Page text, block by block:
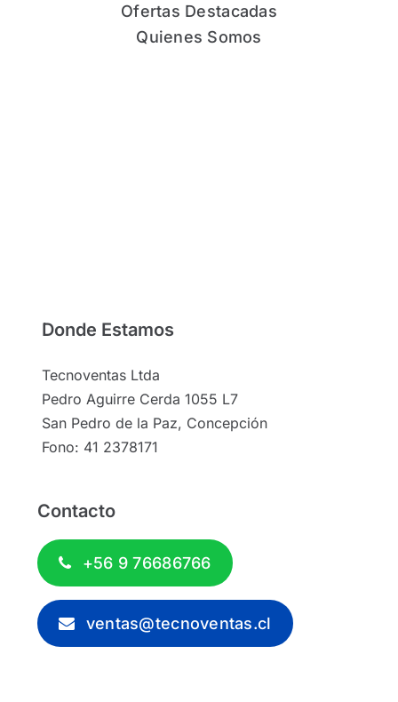
Ofertas Destacadas
Quienes Somos
Donde Estamos
Tecnoventas Ltda
Pedro Aguirre Cerda 1055 L7
San Pedro de la Paz, Concepción
Fono: 41 2378171
Contacto
+56 9 76686766
ventas@tecnoventas.cl